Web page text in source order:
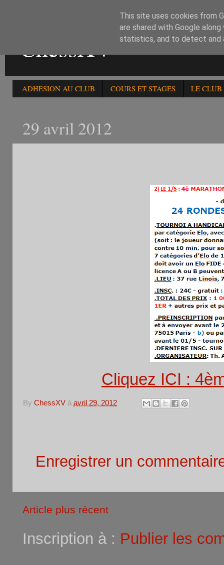
ChessXV
ADHESION AU CLUB COURS ET STAGES LE CLUB
29 avril 2012
Cliquez ICI :
By ChessXV à avril 29, 2012
Enregistrer un
Article plus récent
Inscription à : Publier les
This site uses cookies from
are shared with Google
statistics, and to detect and